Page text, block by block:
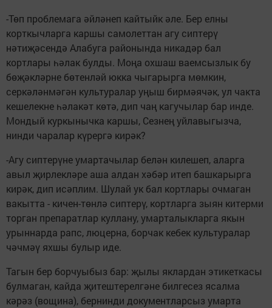
-Төп проблемага әйләнеп кайтыйк әле. Бер елны
корткычларга каршы самолеттан агу сиптерү
нәтиҗәсендә Алабуга районында никадәр бал
кортлары һәлак булды. Моңа охшаш ваемсызлык бу
бөҗәкләрне бөтенләй юкка чыгарырга мөмкин,
серкәләнмәгән культуралар уңыш бирмәячәк, ул чакта
кешелекне һәлакәт көтә, дип чаң кагучылар бар инде.
Мондый куркынычка каршы, Сезнең уйлавыгызча,
нинди чаралар күрергә кирәк?
-Агу сиптерүне умартачылар белән килешеп, аларга
авыл җирлекләре аша алдан хәбәр итеп башкарырга
кирәк, дип исәплим. Шулай ук бал кортлары очмаган
вакытта - кичен-төнлә сиптерү, кортларга зыян китерми
торган препаратлар куллану, умарталыкларга якын
урыннарда рапс, люцерна, борчак кебек культуралар
чәчмәү яхшы булыр иде.
Тагын бер борчуыбыз бар: җылы яклардан этикеткасы
булмаган, кайда җитештерелгәне билгесез ясалма
кәрәз (вощина), бернинди документларсыз умарта